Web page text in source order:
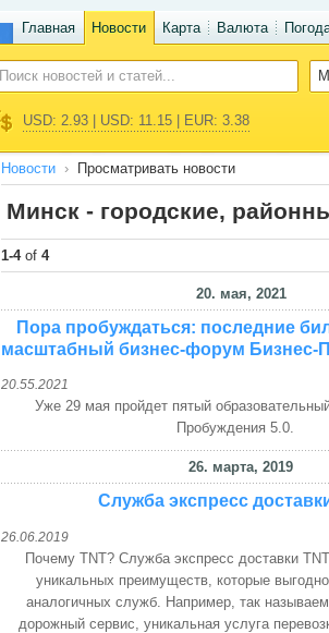
Главная Новости Карта Валюта
USD: 2.93 | USD: 11.15 | EUR: 3.38
Новости Просматривать новости
Минск - городские,
1-4of 4
20. мая, 2021
Пора пробуждаться: последние
масштабный бизнес-форум Бизнес-
20.55.2021
Уже 29 мая пройдет пятый
Пробуждения 5.0.
26. марта, 2019
Служба экспресс
26.06.2019
Почему TNT? Служба экспресс доставки
уникальных преимуществ, которые
аналогичных служб. Например, так
дорожный сервис, уникальная услуга